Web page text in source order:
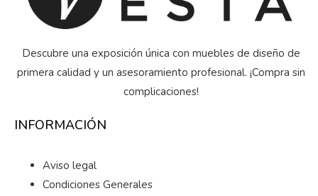
Descubre una exposición única con muebles de diseño de
primera calidad y un asesoramiento profesional. ¡Compra sin
complicaciones!
INFORMACIÓN
Aviso legal
Condiciones Generales